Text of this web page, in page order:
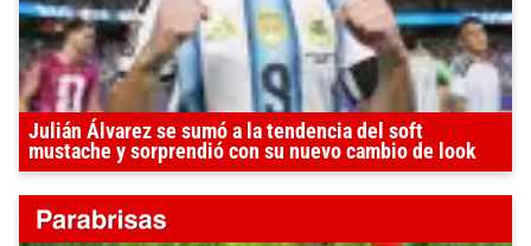
Julián Álvarez se sumó a la tendencia del soft
mustache y sorprendió con su nuevo cambio de look